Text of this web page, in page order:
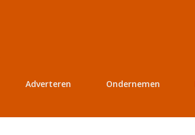
Adverteren Ondernemen